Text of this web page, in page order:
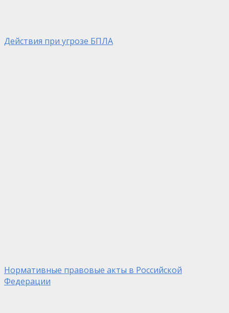
Действия при угрозе БПЛА
Нормативные правовые акты в Российской
Федерации